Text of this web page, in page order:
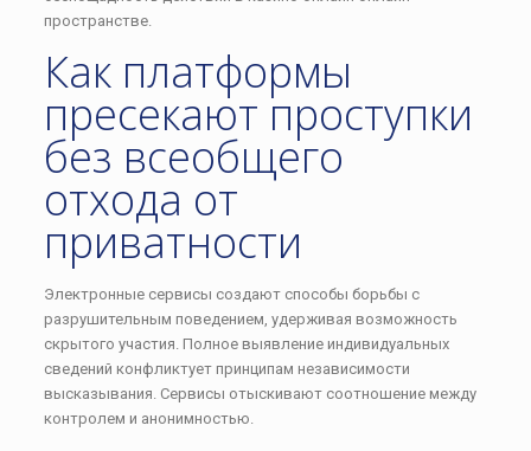
пространстве.
Как платформы
пресекают проступки
без всеобщего
отхода от
приватности
Электронные сервисы создают способы борьбы с
разрушительным поведением, удерживая возможность
скрытого участия. Полное выявление индивидуальных
сведений конфликтует принципам независимости
высказывания. Сервисы отыскивают соотношение между
контролем и анонимностью.